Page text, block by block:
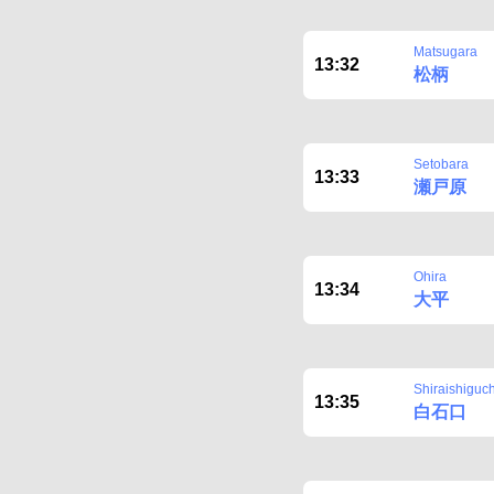
13:32
Matsugara
松柄
13:33
Setobara
瀬戸原
13:34
Ohira
大平
13:35
白石口